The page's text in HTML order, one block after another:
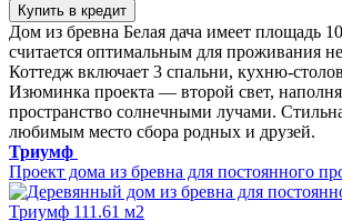
Купить в кредит
Дом из бревна Белая дача имеет площадь
считается оптимальным для проживания
Коттедж включает 3 спальни, кухню-
Изюминка проекта — второй свет,
пространство солнечными лучами.
любимым место сбора родных и друзей.
Триумф
Проект дома из бревна для постоянного